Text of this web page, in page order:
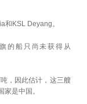
和KSL Deyang。
的船只尚未获得从
，因此估计，这三艘
是中国。